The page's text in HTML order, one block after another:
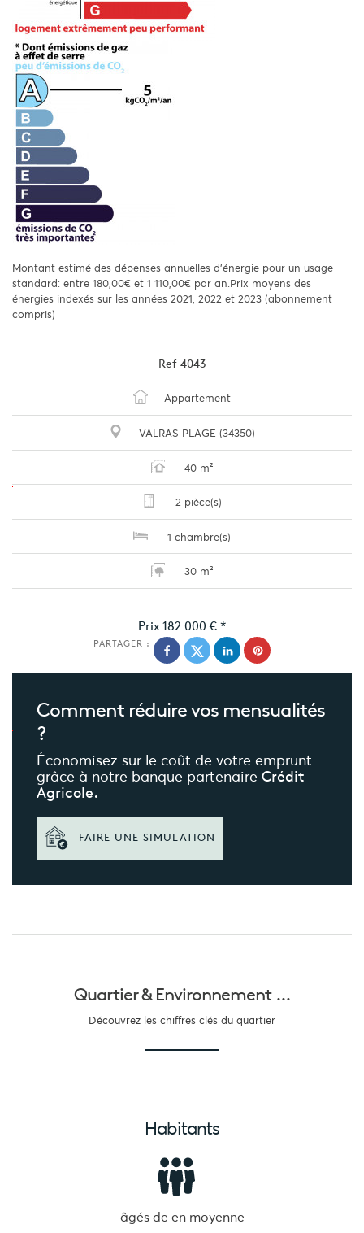
Montant estimé des dépenses annuelles d'énergie pour un usage
standard: entre 180,00€ et 1 110,00€ par an.Prix moyens des
énergies indexés sur les années 2021, 2022 et 2023 (abonnement
compris)
Ref 4043
Appartement
VALRAS PLAGE (34350)
40 m²
2 pièce(s)
1 chambre(s)
30 m²
Prix182 000 € *
PARTAGER :
Comment réduirevos mensualités
?
Économisez sur le coût de votre emprunt
grâce à notre banque partenaire Crédit
Agricole.
FAIRE UNE SIMULATION
Quartier &Environnement ...
Découvrez les chiffres clés du quartier
Habitants
âgés de en moyenne